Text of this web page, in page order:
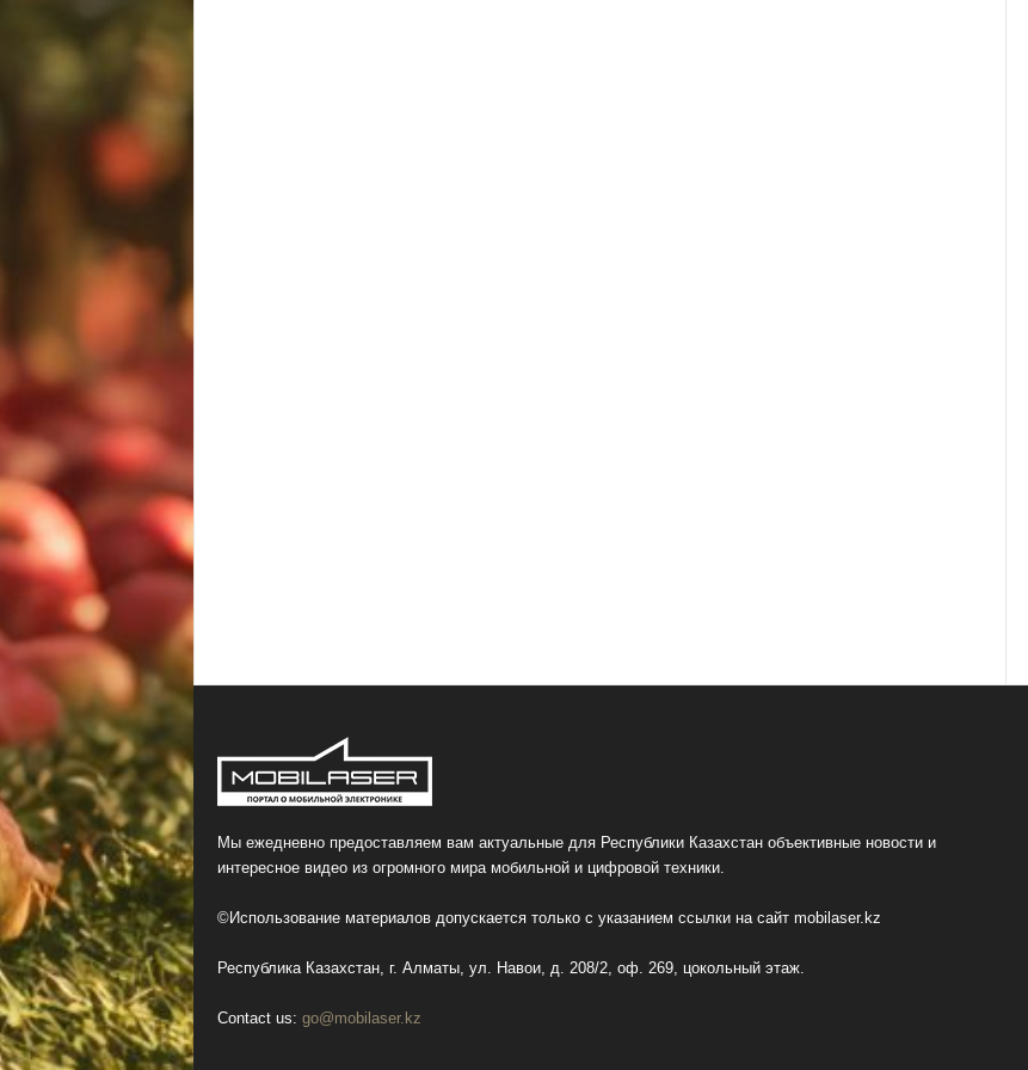
Мы ежедневно предоставляем вам актуальные для Республики Казахстан объективные новости и
интересное видео из огромного мира мобильной и цифровой техники.
©Использование материалов допускается только с указанием ссылки на сайт mobilaser.kz
Республика Казахстан, г. Алматы, ул. Навои, д. 208/2, оф. 269, цокольный этаж.
Contact us: go@mobilaser.kz